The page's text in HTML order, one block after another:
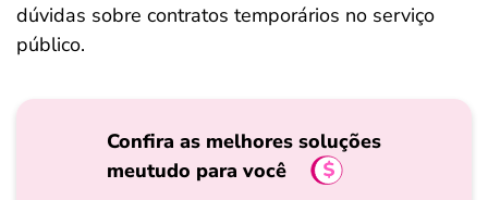
dúvidas sobre contratos temporários no serviço
público.
Confira as melhores soluções
meutudo para você